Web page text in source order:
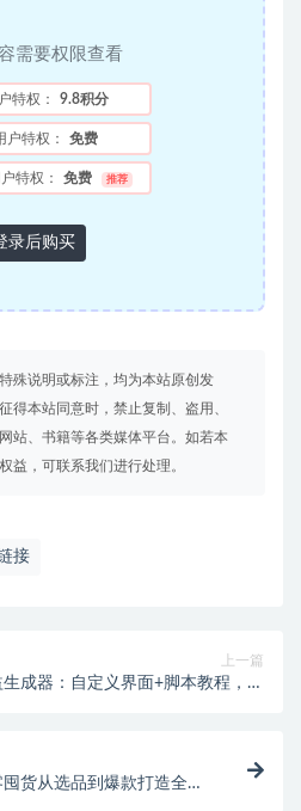
需要权限查看
特权： 9.8积分
户特权： 免费
特权： 免费 推荐
录后购买
殊说明或标注，均为本站原创发
得本站同意时，禁止复制、盗用、
站、书籍等各类媒体平台。如若本
益，可联系我们进行处理。
接
上一篇
成器：自定义界面+脚本教程，满
货从选品到爆款打造全攻